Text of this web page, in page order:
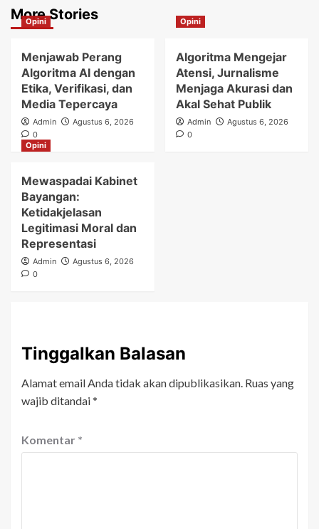
More Stories
Opini
Menjawab Perang
Algoritma AI dengan
Etika, Verifikasi, dan
Media Tepercaya
Admin
Agustus 6, 2026
0
Opini
Algoritma Mengejar
Atensi, Jurnalisme
Menjaga Akurasi dan
Akal Sehat Publik
Admin
Agustus 6, 2026
0
Opini
Mewaspadai Kabinet
Bayangan:
Ketidakjelasan
Legitimasi Moral dan
Representasi
Admin
Agustus 6, 2026
0
Tinggalkan Balasan
Alamat email Anda tidak akan dipublikasikan. Ruas yang
wajib ditandai*
Komentar *